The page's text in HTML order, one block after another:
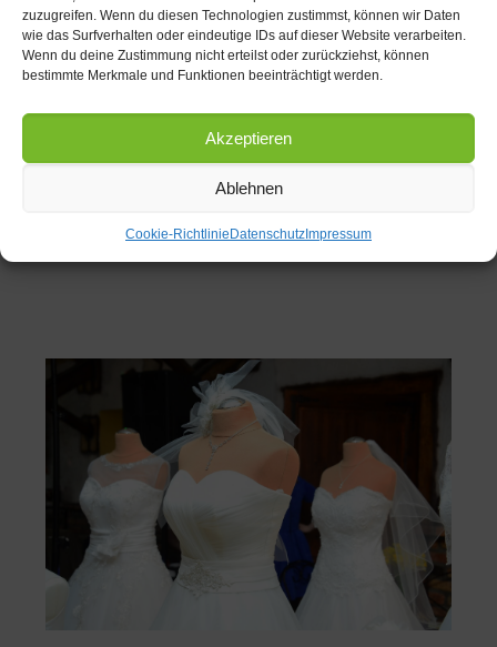
zuzugreifen. Wenn du diesen Technologien zustimmst, können wir Daten
wie das Surfverhalten oder eindeutige IDs auf dieser Website verarbeiten.
Wenn du deine Zustimmung nicht erteilst oder zurückziehst, können
bestimmte Merkmale und Funktionen beeinträchtigt werden.
Akzeptieren
Ablehnen
Cookie-Richtlinie Datenschutz Impressum